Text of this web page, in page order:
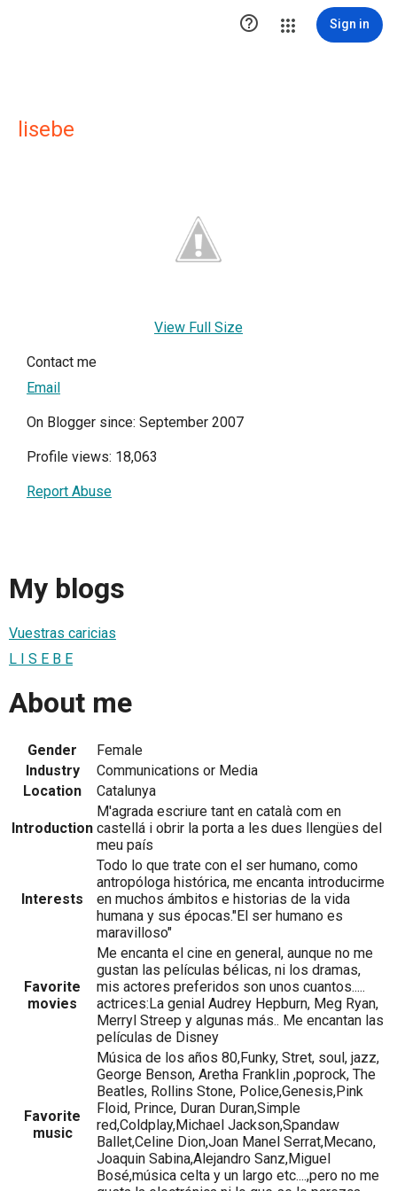
 Sign in
lisebe
View Full Size
Contact me
Email
On Blogger since: September 2007
Profile views: 18,063
Report Abuse
My blogs
Vuestras caricias
L I S E B E
About me
Gender
Female
Industry
Communications or Media
Location
Catalunya
Introduction
M'agrada escriure tant en català com en
castellá i obrir la porta a les dues llengües del
meu país
Interests
Todo lo que trate con el ser humano, como
antropóloga histórica, me encanta introducirme
en muchos ámbitos e historias de la vida
humana y sus épocas."El ser humano es
maravilloso"
Favorite
movies
Me encanta el cine en general, aunque no me
gustan las películas bélicas, ni los dramas,
mis actores preferidos son unos cuantos.....
actrices:La genial Audrey Hepburn, Meg Ryan,
Merryl Streep y algunas más.. Me encantan las
películas de Disney
Favorite
music
Música de los años 80,Funky, Stret, soul, jazz,
George Benson, Aretha Franklin ,poprock, The
Beatles, Rollins Stone, Police,Genesis,Pink
Floid, Prince, Duran Duran,Simple
red,Coldplay,Michael Jackson,Spandaw
Ballet,Celine Dion,Joan Manel Serrat,Mecano,
Joaquin Sabina,Alejandro Sanz,Miguel
Bosé,música celta y un largo etc....,pero no me